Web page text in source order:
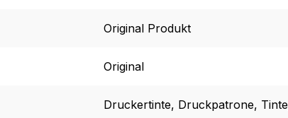
Original Produkt
Original
Druckertinte, Druckpatrone, Tinte